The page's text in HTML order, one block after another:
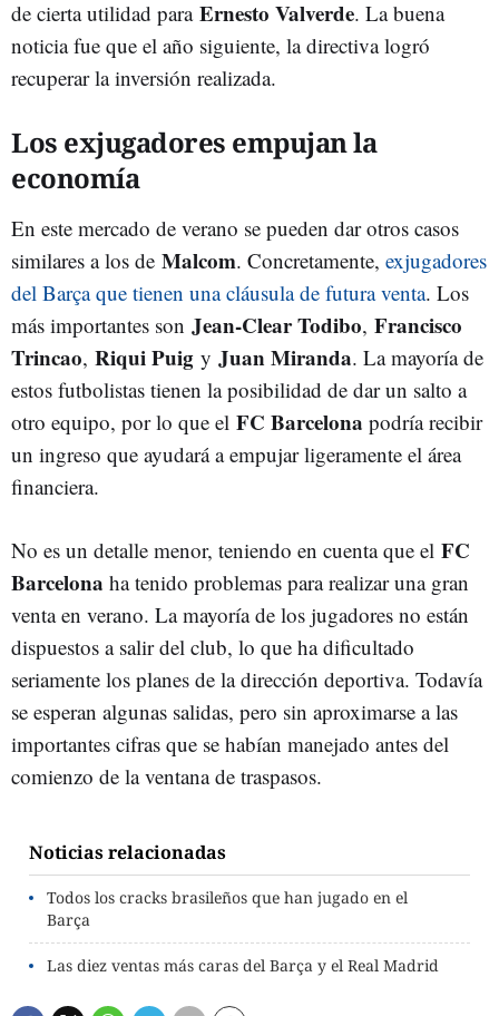
de cierta utilidad para Ernesto Valverde. La buena
noticia fue que el año siguiente, la directiva logró
recuperar la inversión realizada.
Los exjugadores empujan la
economía
En este mercado de verano se pueden dar otros casos
similares a los de Malcom. Concretamente, exjugadores
del Barça que tienen una cláusula de futura venta. Los
más importantes son Jean-Clear Todibo, Francisco
Trincao, Riqui Puig y Juan Miranda. La mayoría de
estos futbolistas tienen la posibilidad de dar un salto a
otro equipo, por lo que el FC Barcelona podría recibir
un ingreso que ayudará a empujar ligeramente el área
financiera.
No es un detalle menor, teniendo en cuenta que el FC
Barcelona ha tenido problemas para realizar una gran
venta en verano. La mayoría de los jugadores no están
dispuestos a salir del club, lo que ha dificultado
seriamente los planes de la dirección deportiva. Todavía
se esperan algunas salidas, pero sin aproximarse a las
importantes cifras que se habían manejado antes del
comienzo de la ventana de traspasos.
Noticias relacionadas
Todos los cracks brasileños que han jugado en el
Barça
Las diez ventas más caras del Barça y el Real Madrid